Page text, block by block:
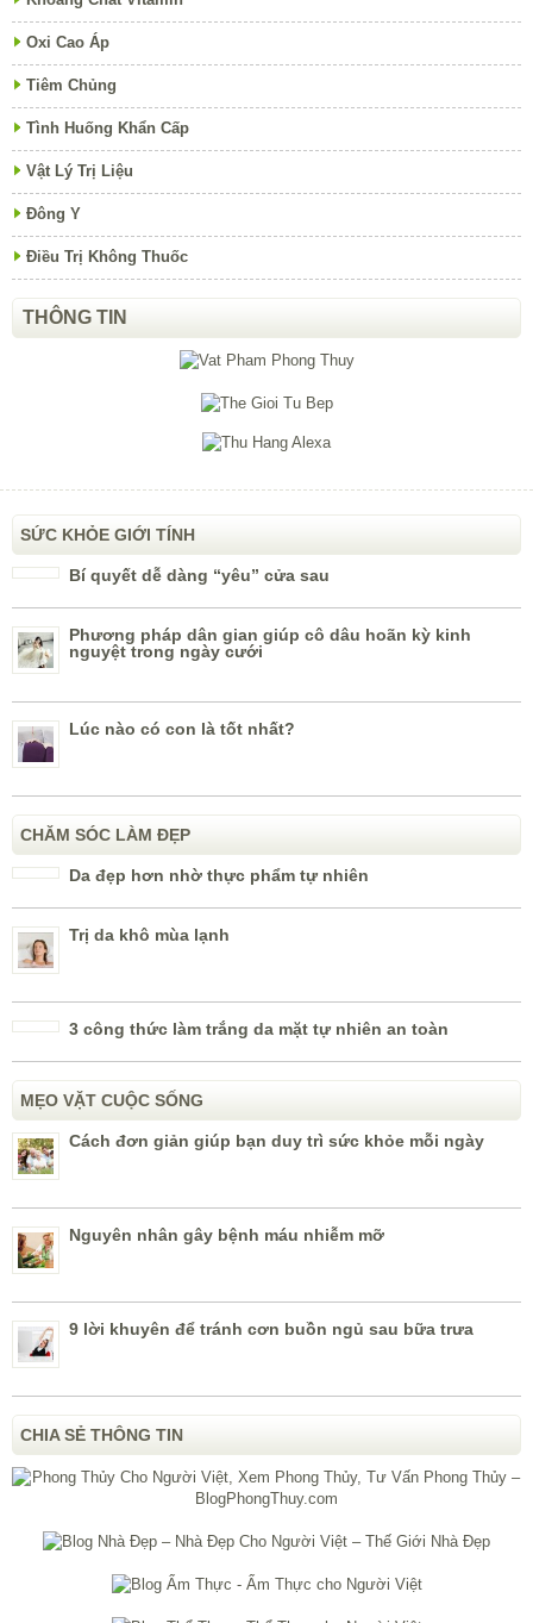
Oxi Cao Áp
Tiêm Chủng
Tình Huống Khẩn Cấp
Vật Lý Trị Liệu
Đông Y
Điều Trị Không Thuốc
THÔNG TIN
SỨC KHỎE GIỚI TÍNH
Bí quyết dễ dàng “yêu” cửa sau
Phương pháp dân gian giúp cô dâu hoãn kỳ kinh
nguyệt trong ngày cưới
Lúc nào có con là tốt nhất?
CHĂM SÓC LÀM ĐẸP
Da đẹp hơn nhờ thực phẩm tự nhiên
Trị da khô mùa lạnh
3 công thức làm trắng da mặt tự nhiên an toàn
MẸO VẶT CUỘC SỐNG
Cách đơn giản giúp bạn duy trì sức khỏe mỗi ngày
Nguyên nhân gây bệnh máu nhiễm mỡ
9 lời khuyên để tránh cơn buồn ngủ sau bữa trưa
CHIA SẺ THÔNG TIN